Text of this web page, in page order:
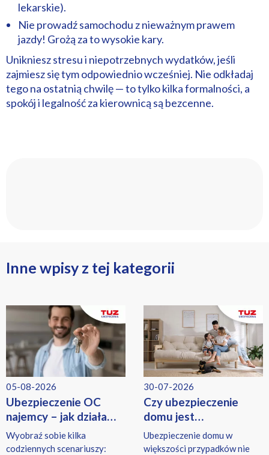
lekarskie).
Nie prowadź samochodu z nieważnym prawem
jazdy! Grożą za to wysokie kary.
Unikniesz stresu i niepotrzebnych wydatków, jeśli
zajmiesz się tym odpowiednio wcześniej. Nie odkładaj
tego na ostatnią chwilę — to tylko kilka formalności, a
spokój i legalność za kierownicą są bezcenne.
Inne wpisy z tej kategorii
05-08-2026
Ubezpieczenie OC
najemcy – jak działa
i co obejmuje?
Wyobraź sobie kilka
codziennych scenariuszy:
30-07-2026
Czy ubezpieczenie
domu jest
obowiązkowe? Kiedy
trzeba mieć polisę?
Ubezpieczenie domu w
większości przypadków nie